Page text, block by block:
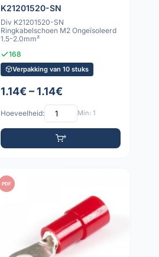
K21201520-SN
Div K21201520-SN
Ringkabelschoen M2 Ongeïsoleerd
1.5-2.0mm²
168
Verpakking van 10 stuks
1.14€ – 1.14€
Hoeveelheid: Min: 1
PDF